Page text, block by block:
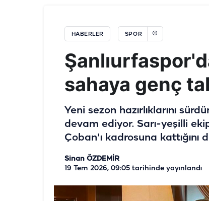
HABERLER SPOR
sahaya genç
Yeni sezon hazırlıklarını
devam ediyor. Sarı-yeşilli
Çoban'ı kadrosuna kattığını
Sinan ÖZDEMİR
19 Tem 2026, 09:05 tarihinde yayınlandı